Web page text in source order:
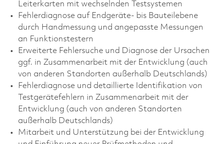
Leiterkarten mit wechselnden Testsystemen
Fehlerdiagnose auf Endgeräte- bis Bauteilebene
durch Handmessung und angepasste Messungen
an Funktionstestern
Erweiterte Fehlersuche und Diagnose der Ursachen
ggf. in Zusammenarbeit mit der Entwicklung (auch
von anderen Standorten außerhalb Deutschlands)
Fehlerdiagnose und detaillierte Identifikation von
Testgerätefehlern in Zusammenarbeit mit der
Entwicklung (auch von anderen Standorten
außerhalb Deutschlands)
Mitarbeit und Unterstützung bei der Entwicklung